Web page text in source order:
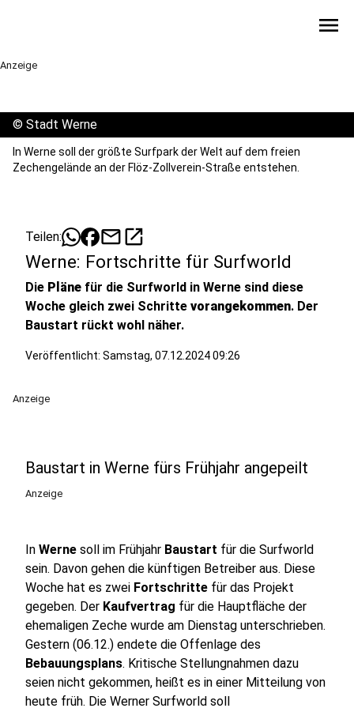
menu
Anzeige
© Stadt Werne
In Werne soll der größte Surfpark der Welt auf dem freien
Zechengelände an der Flöz-Zollverein-Straße entstehen.
Teilen: mailopen_in_new
Werne: Fortschritte für Surfworld
Die Pläne für die Surfworld in Werne sind diese
Woche gleich zwei Schritte vorangekommen. Der
Baustart rückt wohl näher.
Veröffentlicht: Samstag, 07.12.2024 09:26
Anzeige
Baustart in Werne fürs Frühjahr angepeilt
Anzeige
In Werne soll im Frühjahr Baustart für die Surfworld
sein. Davon gehen die künftigen Betreiber aus. Diese
Woche hat es zwei Fortschritte für das Projekt
gegeben. Der Kaufvertrag für die Hauptfläche der
ehemaligen Zeche wurde am Dienstag unterschrieben.
Gestern (06.12.) endete die Offenlage des
Bebauungsplans. Kritische Stellungnahmen dazu
seien nicht gekommen, heißt es in einer Mitteilung von
heute früh. Die Werner Surfworld soll